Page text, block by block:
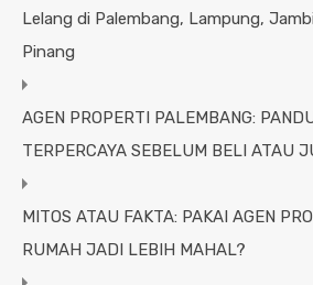
Lelang di Palembang, Lampung,
Pinang
AGEN PROPERTI PALEMBANG:
TERPERCAYA SEBELUM BELI ATAU
MITOS ATAU FAKTA: PAKAI AGEN
RUMAH JADI LEBIH MAHAL?